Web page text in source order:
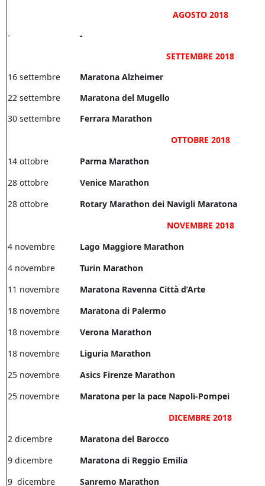
AGOSTO 2018
-
-
SETTEMBRE 2018
16 settembre
Maratona Alzheimer
22 settembre
Maratona del Mugello
30 settembre
Ferrara Marathon
OTTOBRE 2018
14 ottobre
Parma Marathon
28 ottobre
Venice Marathon
28 ottobre
Rotary Marathon dei Navigli Maratona
NOVEMBRE 2018
4 novembre
Lago Maggiore Marathon
4 novembre
Turin Marathon
11 novembre
Maratona Ravenna Città d’Arte
18 novembre
Maratona di Palermo
18 novembre
Verona Marathon
18 novembre
Liguria Marathon
25 novembre
Asics Firenze Marathon
25 novembre
Maratona per la pace Napoli-Pompei
DICEMBRE 2018
2 dicembre
Maratona del Barocco
9 dicembre
Maratona di Reggio Emilia
9 dicembre
Sanremo Marathon